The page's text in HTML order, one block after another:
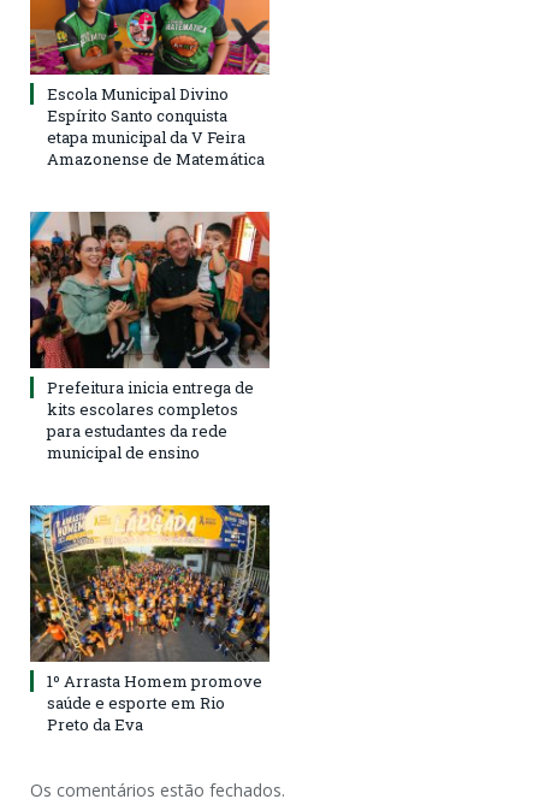
Escola Municipal Divino
Espírito Santo conquista
etapa municipal da V Feira
Amazonense de Matemática
Prefeitura inicia entrega de
kits escolares completos
para estudantes da rede
municipal de ensino
1º Arrasta Homem promove
saúde e esporte em Rio
Preto da Eva
Os comentários estão fechados.